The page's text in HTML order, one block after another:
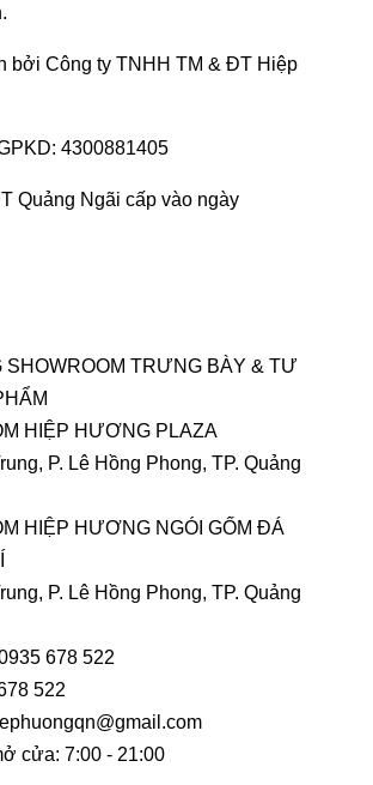
bởi Công ty TNHH TM & ĐT Hiệp
4300881405
Quảng Ngãi cấp vào ngày
SHOWROOM TRƯNG BÀY & TƯ
HIỆP HƯƠNG PLAZA
P. Lê Hồng Phong, TP. Quảng
HIỆP HƯƠNG NGÓI GỐM ĐÁ
P. Lê Hồng Phong, TP. Quảng
678 522
522
cửa: 7:00 - 21:00